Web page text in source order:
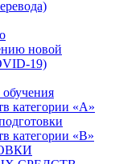
новой
19)
категории «А»
категории «В»